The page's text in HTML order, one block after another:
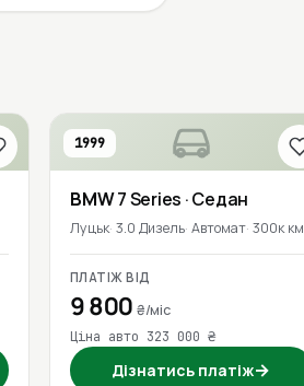
1999
BMW7 Series · Седан
Луцьк 3.0 Дизель Автомат 300к км
ПЛАТІЖ ВІД
9 800₴/міс
Ціна авто 323 000 ₴
Дізнатись платіж→